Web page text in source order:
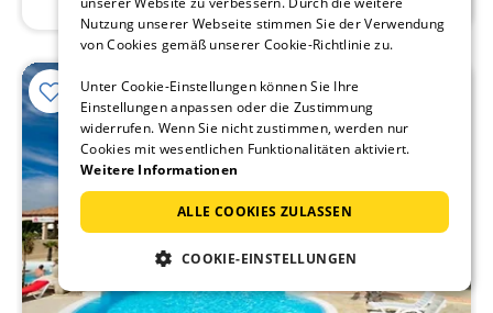
Nutzung unserer Webseite stimmen Sie der Verwendung
von Cookies gemäß unserer Cookie-Richtlinie zu.
Unter Cookie-Einstellungen können Sie Ihre
Einstellungen anpassen oder die Zustimmung
widerrufen. Wenn Sie nicht zustimmen, werden nur
Cookies mit wesentlichen Funktionalitäten aktiviert.
Weitere Informationen
ALLE COOKIES ZULASSEN
COOKIE-EINSTELLUNGEN